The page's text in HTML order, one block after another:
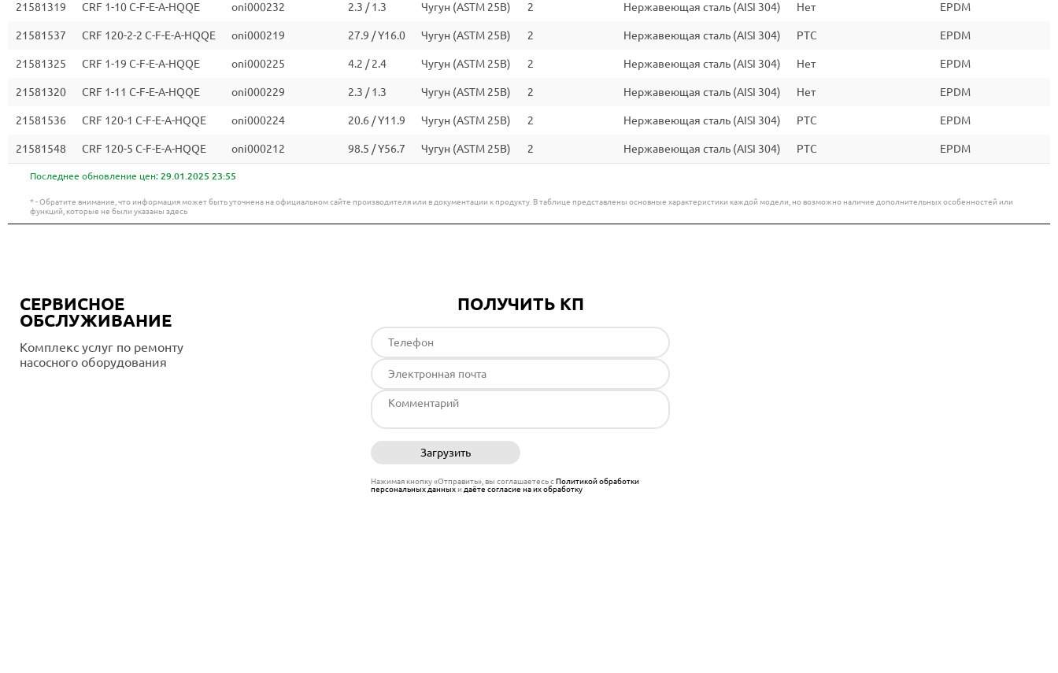
21581319 CRF 1-10 C-F-E-A-HQQE oni000232 2.3 / 1.3 Чугун (ASTM 25B) 2 Нержавеющая сталь (AISI 304) Нет EPDM
21581537 CRF 120-2-2 C-F-E-A-HQQE oni000219 27.9 / Y16.0 Чугун (ASTM 25B) 2 Нержавеющая сталь (AISI 304) PTC EPDM
21581325 CRF 1-19 C-F-E-A-HQQE oni000225 4.2 / 2.4 Чугун (ASTM 25B) 2 Нержавеющая сталь (AISI 304) Нет EPDM
21581320 CRF 1-11 C-F-E-A-HQQE oni000229 2.3 / 1.3 Чугун (ASTM 25B) 2 Нержавеющая сталь (AISI 304) Нет EPDM
21581536 CRF 120-1 C-F-E-A-HQQE oni000224 20.6 / Y11.9 Чугун (ASTM 25B) 2 Нержавеющая сталь (AISI 304) PTC EPDM
21581548 CRF 120-5 C-F-E-A-HQQE oni000212 98.5 / Y56.7 Чугун (ASTM 25B) 2 Нержавеющая сталь (AISI 304) PTC EPDM
Последнее обновление цен: 29.01.2025 23:55
* - Обратите внимание, что информация может быть уточнена на официальном сайте производителя или в документации к продукту. В таблице представлены основные характеристики каждой модели, но возможно наличие дополнительных особенностей или
функций, которые не были указаны здесь
СЕРВИСНОЕ
ОБСЛУЖИВАНИЕ
Комплекс услуг по ремонту
насосного оборудования
ПОЛУЧИТЬ КП
Загрузить
Нажимая кнопку «Отправить», вы соглашаетесь сПолитикой обработки
персональных данныхи даёте согласие на их обработку